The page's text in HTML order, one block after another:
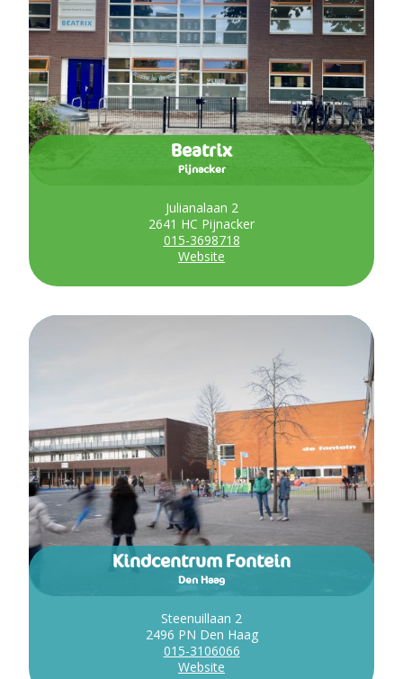
Beatrix
Pijnacker
Julianalaan 2
2641 HC Pijnacker
015-3698718
Website
Kindcentrum Fontein
Den Haag
Steenuillaan 2
2496 PN Den Haag
015-3106066
Website